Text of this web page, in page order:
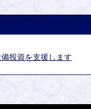
投資を支援します